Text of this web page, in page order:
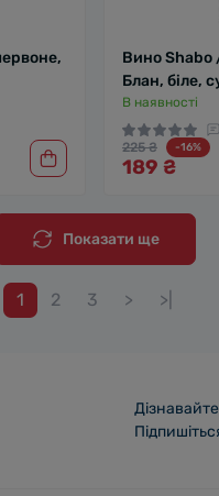
Вино Shabo
Блан, біле,
В наявності
225 ₴ -16%
189 ₴
Показати ще
1 2 3 > >|